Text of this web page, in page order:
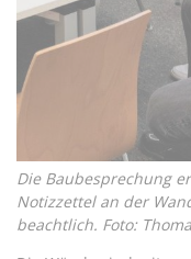
Die Baubesprechung
Notizzettel an der
beachtlich. Foto: